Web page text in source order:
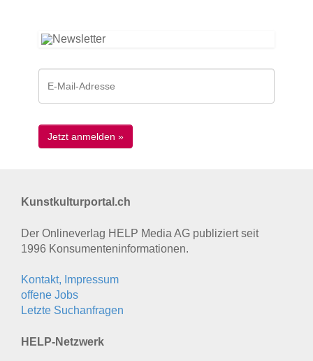
Kunstkulturportal.ch
Der Onlineverlag HELP Media AG publiziert seit
1996 Konsumenten­informationen.
Kontakt, Impressum
offene Jobs
Letzte Suchanfragen
HELP-Netzwerk